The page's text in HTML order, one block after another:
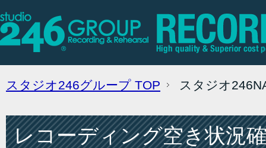
スタジオ246グループ TOP スタジオ
レコーディング空き状況